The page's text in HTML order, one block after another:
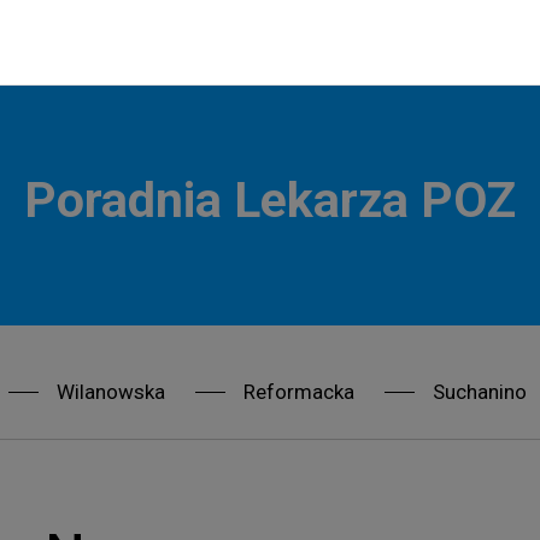
Poradnia Lekarza POZ
Wilanowska Reformacka Suchanino